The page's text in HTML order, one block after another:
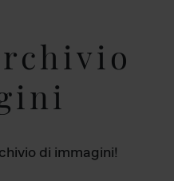
di immagini!